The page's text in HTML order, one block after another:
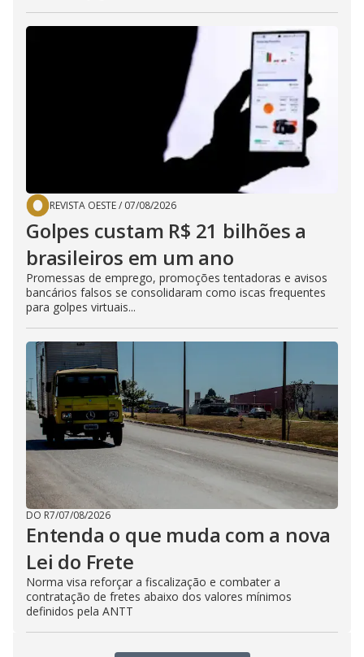
REVISTA OESTE/ 07/08/2026
Golpes custam R$ 21 bilhões a
brasileiros em um ano
Promessas de emprego, promoções tentadoras e avisos
bancários falsos se consolidaram como iscas frequentes
para golpes virtuais...
DO R7/07/08/2026
Entenda o que muda com a nova
Lei do Frete
Norma visa reforçar a fiscalização e combater a
contratação de fretes abaixo dos valores mínimos
definidos pela ANTT